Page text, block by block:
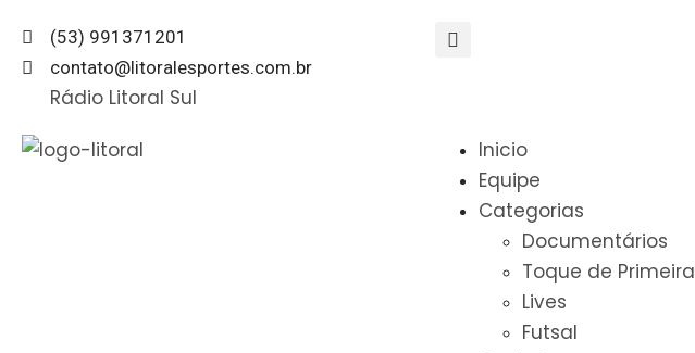
(53) 991371201
contato@litoralesportes.com.br
Rádio Litoral Sul
Inicio
Equipe
Categorias
Documentários
Toque de Primeira
Lives
Futsal